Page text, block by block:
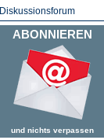
Diskussionsforum
ABONNIEREN
und nichts verpassen